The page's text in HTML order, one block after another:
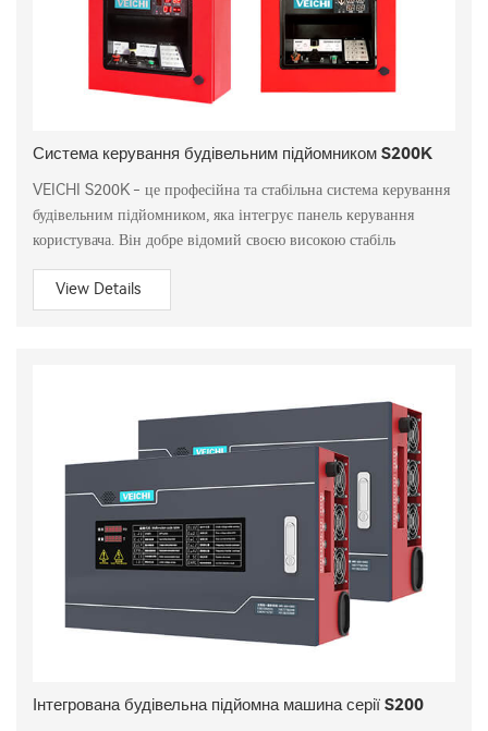
Система керування будівельним підйомником S200K
VEICHI S200K - це професійна та стабільна система керування
будівельним підйомником, яка інтегрує панель керування
користувача. Він добре відомий своєю високою стабіль
View Details
Інтегрована будівельна підйомна машина серії S200